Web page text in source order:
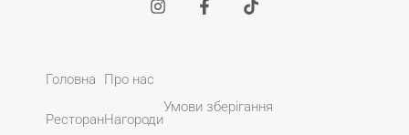
Головна
Ресторан
Про нас
Нагороди
Умови зберігання